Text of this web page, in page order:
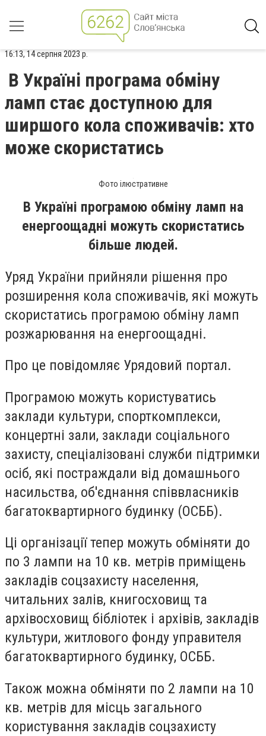
16:13, 14 серпня 2023 р.
В Україні програма обміну
ламп стає доступною для
ширшого кола споживачів: хто
може скористатись
Фото ілюстративне
В Україні програмою обміну ламп на
енергоощадні можуть скористатись
більше людей.
Уряд України прийняли рішення про
розширення кола споживачів, які можуть
скористатись програмою обміну ламп
розжарювання на енергоощадні.
Про це повідомляє Урядовий портал.
Програмою можуть користуватись
заклади культури, спорткомплекси,
концертні зали, заклади соціального
захисту, спеціалізовані служби підтримки
осіб, які постраждали від домашнього
насильства, об'єднання співвласників
багатоквартирного будинку (ОСББ).
Ці організації тепер можуть обміняти до
по 3 лампи на 10 кв. метрів приміщень
закладів соцзахисту населення,
читальних залів, книгосховищ та
архівосховищ бібліотек і архівів, закладів
культури, житлового фонду управителя
багатоквартирного будинку, ОСББ.
Також можна обміняти по 2 лампи на 10
кв. метрів для місць загального
користування закладів соцзахисту